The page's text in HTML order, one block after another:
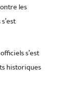
les
s’est
historiques